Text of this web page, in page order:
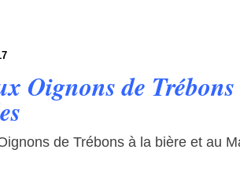
Oignons de